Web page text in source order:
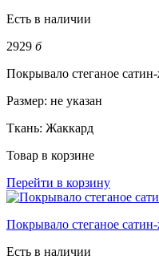
Есть в наличии
2929 б
Покрывало стеганое
Размер: не указан
Ткань: Жаккард
Товар в корзине
Перейти в корзину
Покрывало стеганое
Есть в наличии